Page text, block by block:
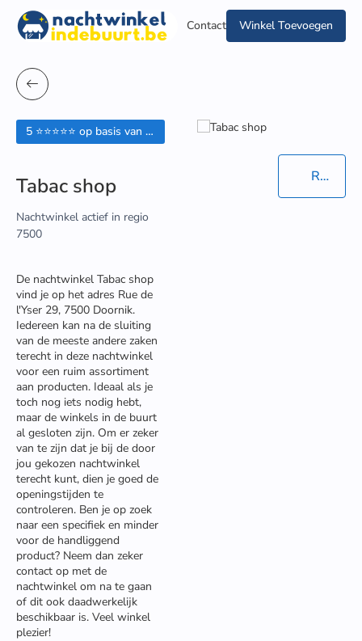
Contact Winkel Toevoegen
Routebeschrijving in Google Maps
5 ⭐⭐⭐⭐⭐ op basis van 2 beoordelingen
Tabac shop
Nachtwinkel actief in regio
7500
De nachtwinkel Tabac shop
vind je op het adres Rue de
l'Yser 29, 7500 Doornik.
Iedereen kan na de sluiting
van de meeste andere zaken
terecht in deze nachtwinkel
voor een ruim assortiment
aan producten. Ideaal als je
toch nog iets nodig hebt,
maar de winkels in de buurt
al gesloten zijn. Om er zeker
van te zijn dat je bij de door
jou gekozen nachtwinkel
terecht kunt, dien je goed de
openingstijden te
controleren. Ben je op zoek
naar een specifiek en minder
voor de handliggend
product? Neem dan zeker
contact op met de
nachtwinkel om na te gaan
of dit ook daadwerkelijk
beschikbaar is. Veel winkel
plezier!